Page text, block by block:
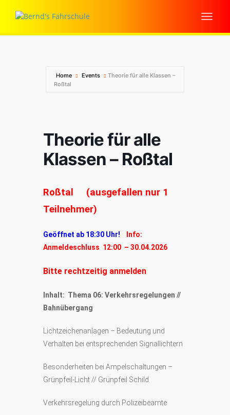
Home Events
Theorie für alle Klassen –
Roßtal
Theorie für alle
Klassen – Roßtal
Roßtal (ausgefallen nur 1
Teilnehmer)
Geöffnet ab 18:30 Uhr!
Info:
Anmeldeschluss 12:00 – 30.04.2026
Bitte rechtzeitig anmelden
Inhalt: Thema 06: Verkehrsregelungen //
Bahnübergang
Lichtzeichenanlagen – Bedeutung und
Verhalten bei entsprechenden Signallichtern
Besonderheiten bei Ampelschaltungen –
Grünpfeil-Licht // Grünpfeil Schild
Verkehrsregelung durch Polizeibeamte